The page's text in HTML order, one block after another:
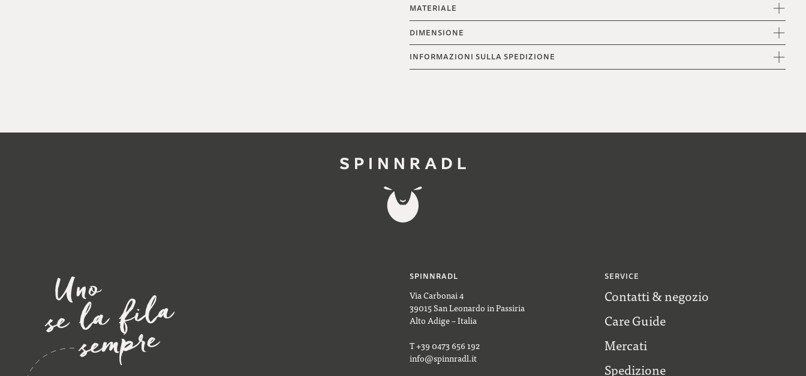
MATERIALE
DIMENSIONE
INFORMAZIONI SULLA SPEDIZIONE
SPINNRADL
Via Carbonai 4
39015 San Leonardo in Passiria
Alto Adige – Italia
T +39 0473 656 192
info@spinnradl.it
SERVICE
Contatti & negozio
Care Guide
Mercati
Spedizione